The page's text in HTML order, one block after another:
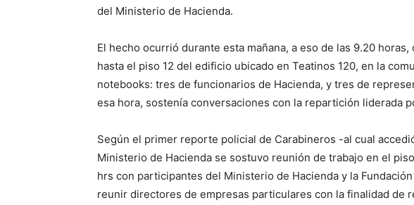
del Ministerio de Hacienda.
El hecho ocurrió durante esta mañana, a eso de las 9.20
hasta el piso 12 del edificio ubicado en Teatinos 120, en la
notebooks: tres de funcionarios de Hacienda, y tres de
esa hora, sostenía conversaciones con la repartición liderada
Según el primer reporte policial de Carabineros -al cual
Ministerio de Hacienda se sostuvo reunión de trabajo en el
hrs con participantes del Ministerio de Hacienda y la
reunir directores de empresas particulares con la finalidad de